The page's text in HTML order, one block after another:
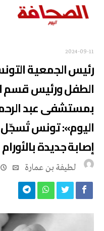
2024-09-11
رئيس الجمعية
الطفل ورئيس قسم
بمستشفى عبد
إصابة جديدة
لطيفة بن عمارة